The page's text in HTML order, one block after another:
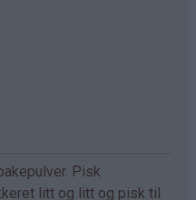
Pisk
litt og litt og pisk til